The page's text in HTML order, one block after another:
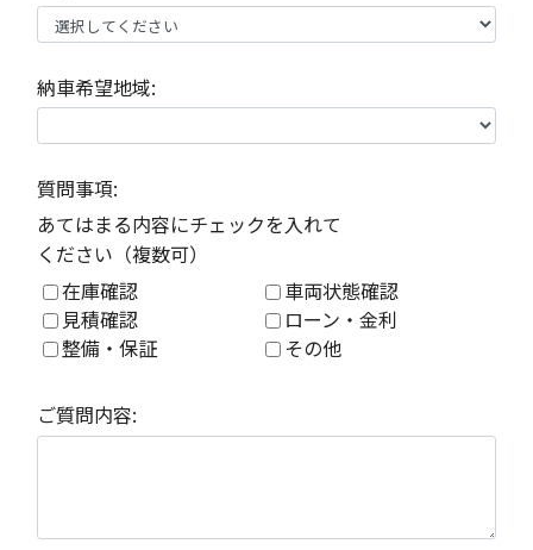
納車希望地域:
質問事項:
あてはまる内容にチェックを入れて
ください（複数可）
在庫確認
車両状態確認
見積確認
ローン・金利
整備・保証
その他
ご質問内容: